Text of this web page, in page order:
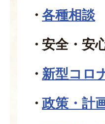
各種相談
安全・安
新型コロ
政策・計